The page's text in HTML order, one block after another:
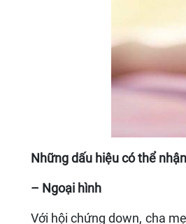
Những dấu hiệu có thể
– Ngoại hình
Với hội chứng down, cha